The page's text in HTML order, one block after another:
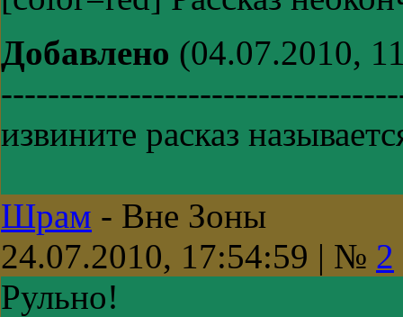
Добавлено (04.07.2010,
извините расказ
Шрам - Вне Зоны
24.07.2010, 17:54:59 | № 2
Рульно!